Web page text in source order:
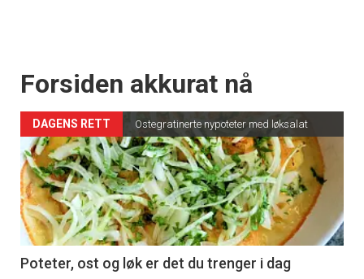
Forsiden akkurat nå
DAGENS RETT Ostegratinerte nypoteter med løksalat
Poteter, ost og løk er det du trenger i dag